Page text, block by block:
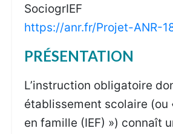
SociogrIEF
https://anr.fr/Projet-ANR-
PRÉSENTATION
L’instruction obligatoire
établissement scolaire (ou
en famille (IEF) ») connaît